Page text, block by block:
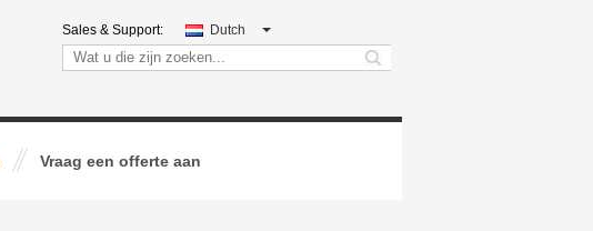
Sales & Support: Dutch
search
Vraag een offerte aan